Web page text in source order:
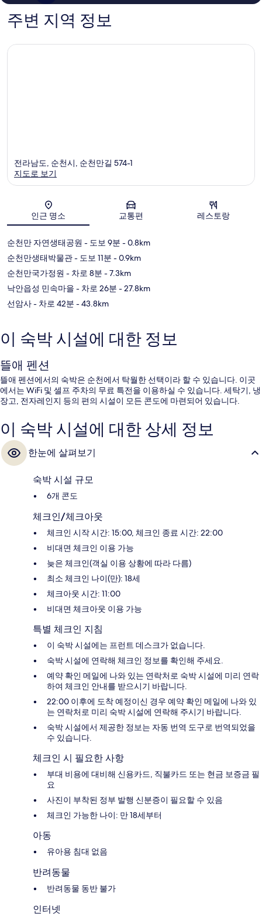
주변 지역 정보
지도
전라남도, 순천시, 순천만길 574-1
지도로 보기
인근 명소 교통편 레스토랑
순천만 자연생태공원 - 도보 9분 - 0.8km
순천만생태박물관- 도보 11분 - 0.9km
순천만국가정원 - 차로 8분 - 7.3km
낙안읍성 민속마을 - 차로 26분 - 27.8km
선암사- 차로 42분 - 43.8km
이 숙박 시설에 대한 정보
뜰애 펜션
뜰애 펜션에서의 숙박은 순천에서 탁월한 선택이라 할 수 있습니다. 이곳
에서는 WiFi 및 셀프 주차의 무료 특전을 이용하실 수 있습니다. 세탁기, 냉
장고, 전자레인지 등의 편의 시설이 모든 콘도에 마련되어 있습니다.
이 숙박 시설에 대한 상세 정보
한눈에 살펴보기
숙박 시설 규모
6개 콘도
체크인/체크아웃
체크인 시작 시간: 15:00, 체크인 종료 시간: 22:00
비대면 체크인 이용 가능
늦은 체크인(객실 이용 상황에 따라 다름)
최소 체크인 나이(만): 18세
체크아웃 시간: 11:00
비대면 체크아웃 이용 가능
특별 체크인 지침
이 숙박 시설에는 프런트 데스크가 없습니다.
숙박 시설에 연락해 체크인 정보를 확인해 주세요.
예약 확인 메일에 나와 있는 연락처로 숙박 시설에 미리 연락
하여 체크인 안내를 받으시기 바랍니다.
22:00 이후에 도착 예정이신 경우 예약 확인 메일에 나와 있
는 연락처로 미리 숙박 시설에 연락해 주시기 바랍니다.
숙박 시설에서 제공한 정보는 자동 번역 도구로 번역되었을
수 있습니다.
체크인 시 필요한 사항
부대 비용에 대비해 신용카드, 직불카드 또는 현금 보증금 필
요
사진이 부착된 정부 발행 신분증이 필요할 수 있음
체크인 가능한 나이: 만 18세부터
아동
유아용 침대 없음
반려동물
반려동물 동반 불가
인터넷